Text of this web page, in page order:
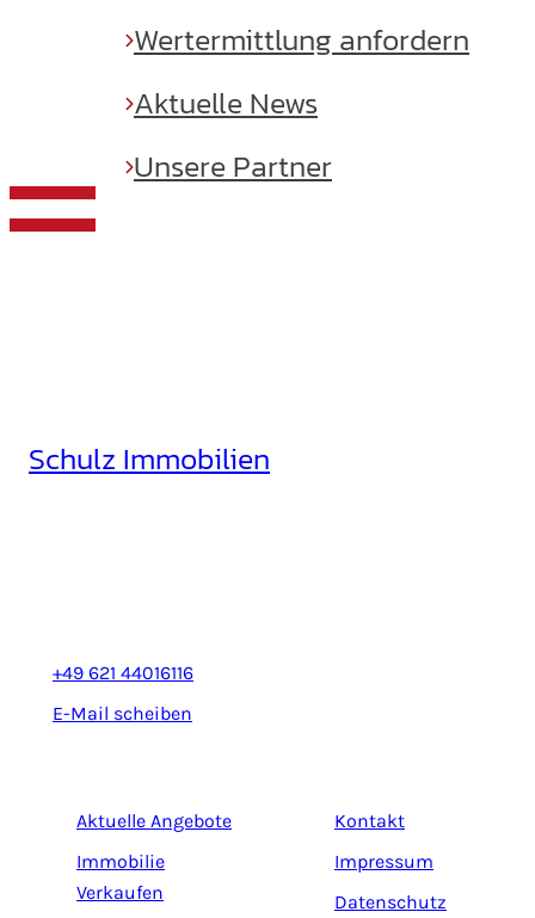
Wertermittlung anfordern
Aktuelle News
Unsere Partner
Schulz Immobilien
+49 621 44016116
E-Mail scheiben
Aktuelle Angebote
Immobilie
Verkaufen
Kontakt
Impressum
Datenschutz